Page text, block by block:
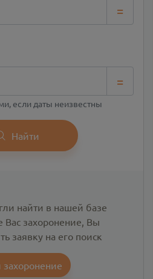
=
=
если даты неизвестны
Найти
найти в нашей базе
Вас захоронение, Вы
заявку на его поиск
захоронение